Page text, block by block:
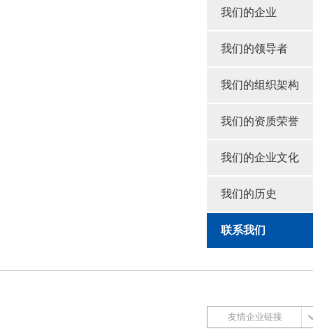
我们的企业
我们的领导者
我们的组织架构
我们的资质荣誉
我们的企业文化
我们的历史
联系我们
友情企业链接